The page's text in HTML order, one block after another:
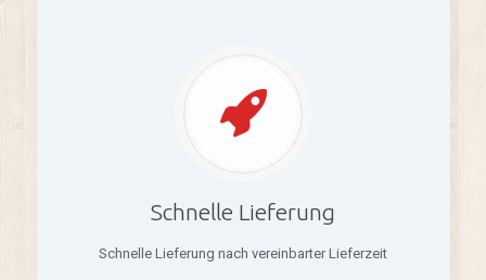
Schnelle Lieferung
Schnelle Lieferung nach vereinbarter Lieferzeit